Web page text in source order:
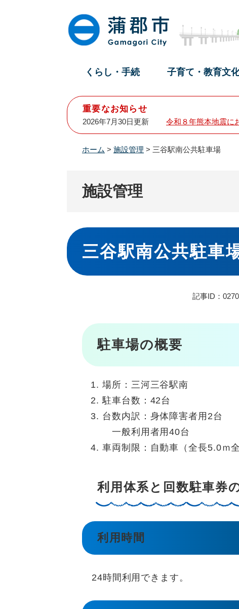
くらし・手続 子育て・教育文
重要なお知らせ
2026年7月30日更新 令和８年熊本地震に
ホーム > 施設管理 > 三谷駅南公共駐車場
施設管理
本
文
三谷駅南公共駐車
記事ID：
駐車場の概要
場所：三河三谷駅南
駐車台数：42台
台数内訳：身体障害者用2台
一般利用者用40台
車両制限：自動車（全長5.0ｍ
利用体系と回数駐車券
利用時間
24時間利用できます。